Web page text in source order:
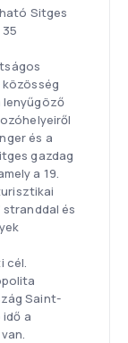
Sitges
lenyűgöző
és a
gazdag
a 19.
stranddal és
cél.
Saint-
a